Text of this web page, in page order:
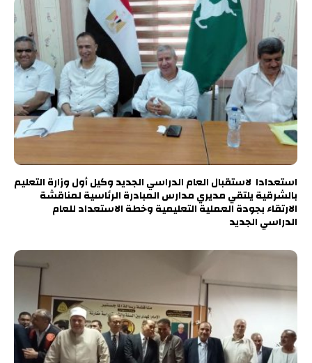
استعدادا لاستقبال العام الدراسي الجديد وكيل أول وزارة التعليم
بالشرقية يلتقي مديري مدارس المبادرة الرئاسية لمناقشة
الارتقاء بجودة العملية التعليمية وخطة الاستعداد للعام
الدراسي الجديد